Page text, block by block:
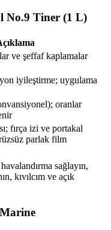
No.9 Tiner (1 L)
ve şeffaf kaplamalar
iyileştirme; uygulama
oranlar
fırça izi ve portakal
parlak film
sağlayın,
kıvılcım ve açık